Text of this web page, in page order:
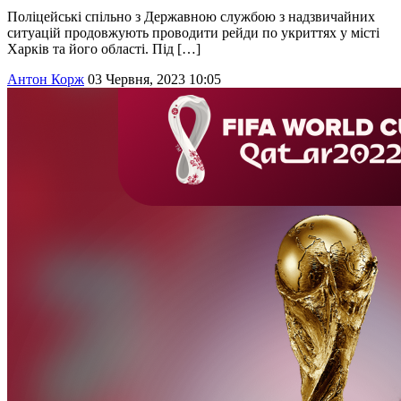
Поліцейські спільно з Державною службою з надзвичайних
ситуацій продовжують проводити рейди по укриттях у місті
Харків та його області. Під […]
Антон Корж 03 Червня, 2023 10:05